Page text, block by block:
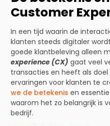
Customer
In een tijd waarin de
klanten steeds digitaler
goede klantbeleving alleen
experience (CX) gaat veel
transacties en heeft als
ervaringen voor klanten te
we de betekenis en
waarom het zo belangrijk is
bedrijf.